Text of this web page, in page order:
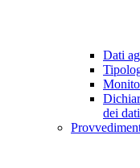
Dati
dei dati